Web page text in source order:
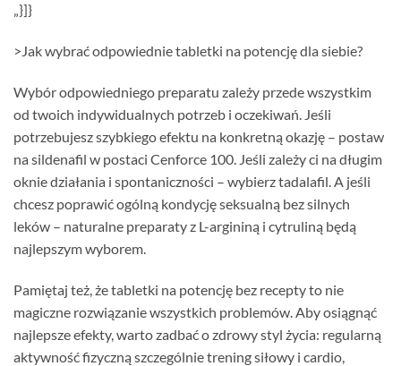
„}]}
>Jak wybrać odpowiednie tabletki na potencję dla siebie?
Wybór odpowiedniego preparatu zależy przede wszystkim
od twoich indywidualnych potrzeb i oczekiwań. Jeśli
potrzebujesz szybkiego efektu na konkretną okazję – postaw
na sildenafil w postaci Cenforce 100. Jeśli zależy ci na długim
oknie działania i spontaniczności – wybierz tadalafil. A jeśli
chcesz poprawić ogólną kondycję seksualną bez silnych
leków – naturalne preparaty z L-argininą i cytruliną będą
najlepszym wyborem.
Pamiętaj też, że tabletki na potencję bez recepty to nie
magiczne rozwiązanie wszystkich problemów. Aby osiągnąć
najlepsze efekty, warto zadbać o zdrowy styl życia: regularną
aktywność fizyczną szczególnie trening siłowy i cardio,